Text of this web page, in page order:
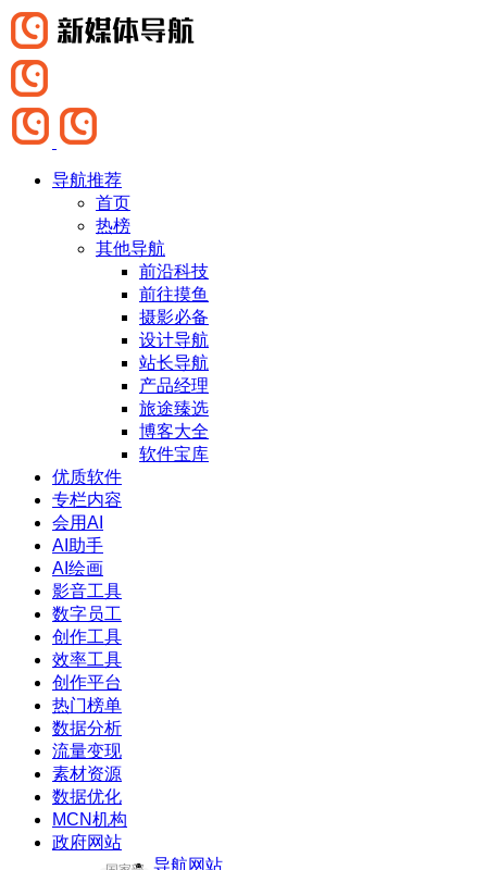
导航推荐
首页
热榜
其他导航
前沿科技
前往摸鱼
摄影必备
设计导航
站长导航
产品经理
旅途臻选
博客大全
软件宝库
优质软件
专栏内容
会用AI
AI助手
AI绘画
影音工具
数字员工
创作工具
效率工具
创作平台
热门榜单
数据分析
流量变现
素材资源
数据优化
MCN机构
政府网站
导航网站